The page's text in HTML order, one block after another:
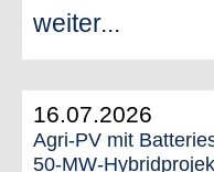
weiter...
16.07.2026
Agri-PV mit
50-MW-